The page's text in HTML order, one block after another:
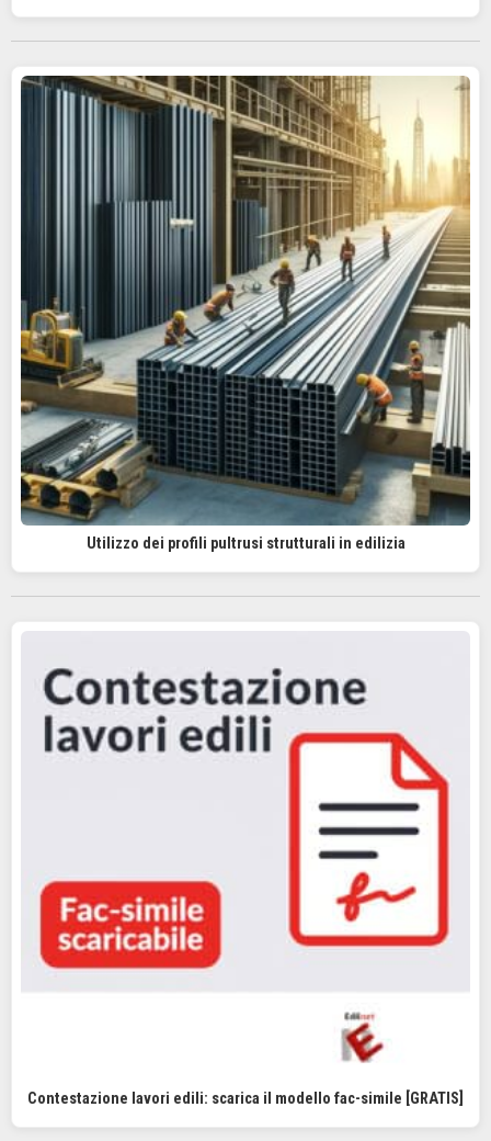
Utilizzo dei profili pultrusi strutturali in edilizia
Contestazione lavori edili: scarica il modello fac-simile [GRATIS]